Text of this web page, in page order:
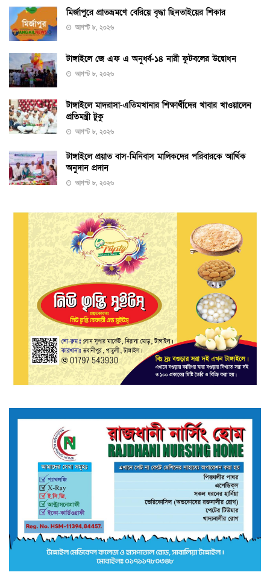
মির্জাপুরে প্রাতভ্রমণে বেরিয়ে বৃদ্ধা ছিনতাইয়ের শিকার
আগস্ট ৮, ২০২৬
টাঙ্গাইলে জে এফ এ অনুর্ধ্ব-১৪ নারী ফুটবলের উদ্বোধন
আগস্ট ৮, ২০২৬
টাঙ্গাইলে মাদরাসা-এতিমখানার শিক্ষার্থীদের খাবার খাওয়ালেন
প্রতিমন্ত্রী টুকু
আগস্ট ৮, ২০২৬
টাঙ্গাইলে প্রয়াত বাস-মিনিবাস মালিকদের পরিবারকে আর্থিক
অনুদান প্রদান
আগস্ট ৮, ২০২৬